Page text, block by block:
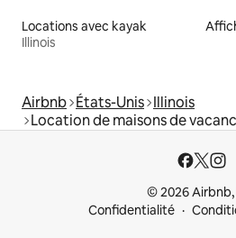
Locations avec kayak
Illinois
Airbnb États-Unis Illinois
Location de maisons de
© 2026 Airbnb,
Confidentialité